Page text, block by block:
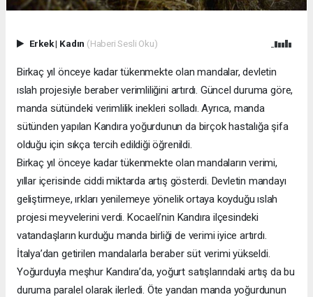
Erkek| Kadın (Haberi Sesli Oku)
Birkaç yıl önceye kadar tükenmekte olan mandalar, devletin
ıslah projesiyle beraber verimliliğini artırdı. Güncel duruma göre,
manda sütündeki verimlilik inekleri solladı. Ayrıca, manda
sütünden yapılan Kandıra yoğurdunun da birçok hastalığa şifa
olduğu için sıkça tercih edildiği öğrenildi.
Birkaç yıl önceye kadar tükenmekte olan mandaların verimi,
yıllar içerisinde ciddi miktarda artış gösterdi. Devletin mandayı
geliştirmeye, ırkları yenilemeye yönelik ortaya koyduğu ıslah
projesi meyvelerini verdi. Kocaeli’nin Kandıra ilçesindeki
vatandaşların kurduğu manda birliği de verimi iyice artırdı.
İtalya’dan getirilen mandalarla beraber süt verimi yükseldi.
Yoğurduyla meşhur Kandıra’da, yoğurt satışlarındaki artış da bu
duruma paralel olarak ilerledi. Öte yandan manda yoğurdunun